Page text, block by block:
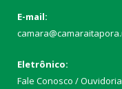
E-mail:
Eletrônico:
Fale Conosco /